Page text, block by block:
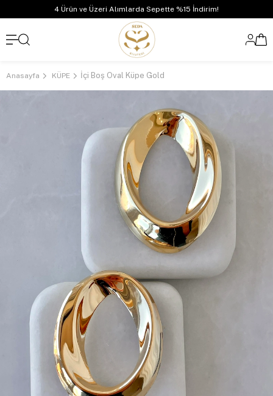
4 Ürün ve Üzeri Alımlarda Sepette %15 İndirim!
Anasayfa KÜPE İçi Boş Oval Küpe Gold